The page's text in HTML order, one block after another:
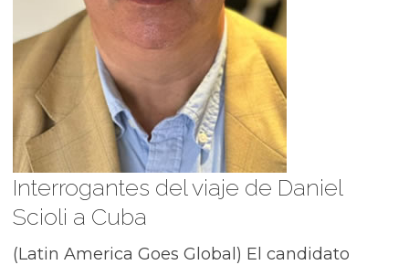
Interrogantes del viaje de Daniel
Scioli a Cuba
(Latin America Goes Global) El candidato